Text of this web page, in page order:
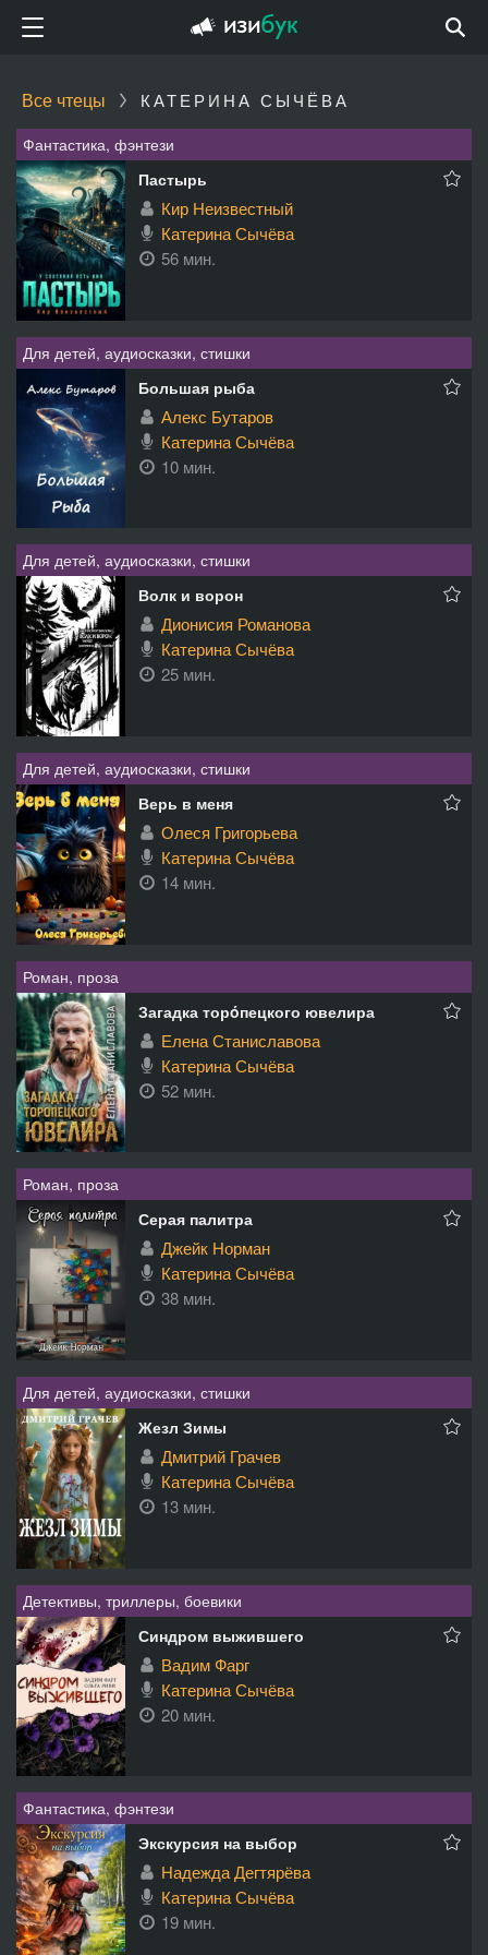
Все чтецы КАТЕРИНА СЫЧЁВА
Фантастика, фэнтези
Пастырь
Кир Неизвестный
Катерина Сычёва
56 мин.
Для детей, аудиосказки, стишки
Большая рыба
Алекс Бутаров
Катерина Сычёва
10 мин.
Для детей, аудиосказки, стишки
Волк и ворон
Дионисия Романова
Катерина Сычёва
25 мин.
Для детей, аудиосказки, стишки
Верь в меня
Олеся Григорьева
Катерина Сычёва
14 мин.
Роман, проза
Загадка торóпецкого ювелира
Елена Станиславова
Катерина Сычёва
52 мин.
Роман, проза
Серая палитра
Джейк Норман
Катерина Сычёва
38 мин.
Для детей, аудиосказки, стишки
Жезл Зимы
Дмитрий Грачев
Катерина Сычёва
13 мин.
Детективы, триллеры, боевики
Синдром выжившего
Вадим Фарг
Катерина Сычёва
20 мин.
Фантастика, фэнтези
Экскурсия на выбор
Надежда Дегтярёва
Катерина Сычёва
19 мин.